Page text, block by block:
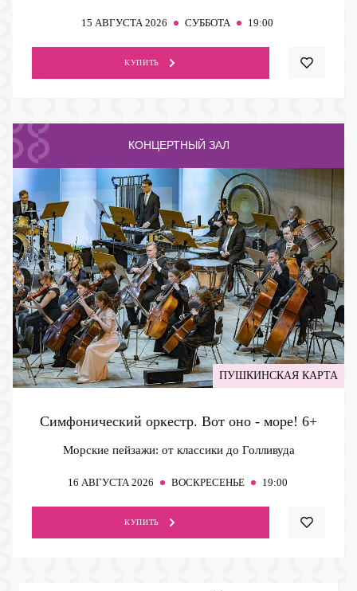
15 АВГУСТА 2026 СУББОТА 19:00
КУПИТЬ
КОНЦЕРТНЫЙ ЗАЛ
ПУШКИНСКАЯ КАРТА
Симфонический оркестр. Вот оно - море! 6+
Морские пейзажи: от классики до Голливуда
16 АВГУСТА 2026 ВОСКРЕСЕНЬЕ 19:00
КУПИТЬ